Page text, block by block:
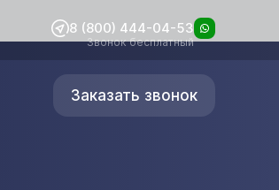
8 (800) 444-04-53
Звонок бесплатный
Заказать звонок